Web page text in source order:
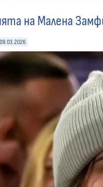
на Малена
09.03.2026